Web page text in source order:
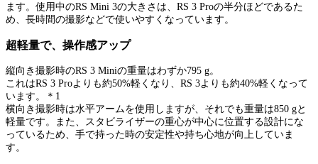
ます。使用中のRS Mini 3の大きさは、RS 3 Proの半分ほどであるた
め、長時間の撮影などで使いやすくなっています。
超軽量で、操作感アップ
縦向き撮影時のRS 3 Miniの重量はわずか795 g。
これはRS 3 Proよりも約50%軽くなり、RS 3よりも約40%軽くなって
います。＊1
横向き撮影時は水平アームを使用しますが、それでも重量は850 gと
軽量です。また、スタビライザーの重心が中心に位置する設計にな
っているため、手で持った時の安定性や持ち心地が向上していま
す。